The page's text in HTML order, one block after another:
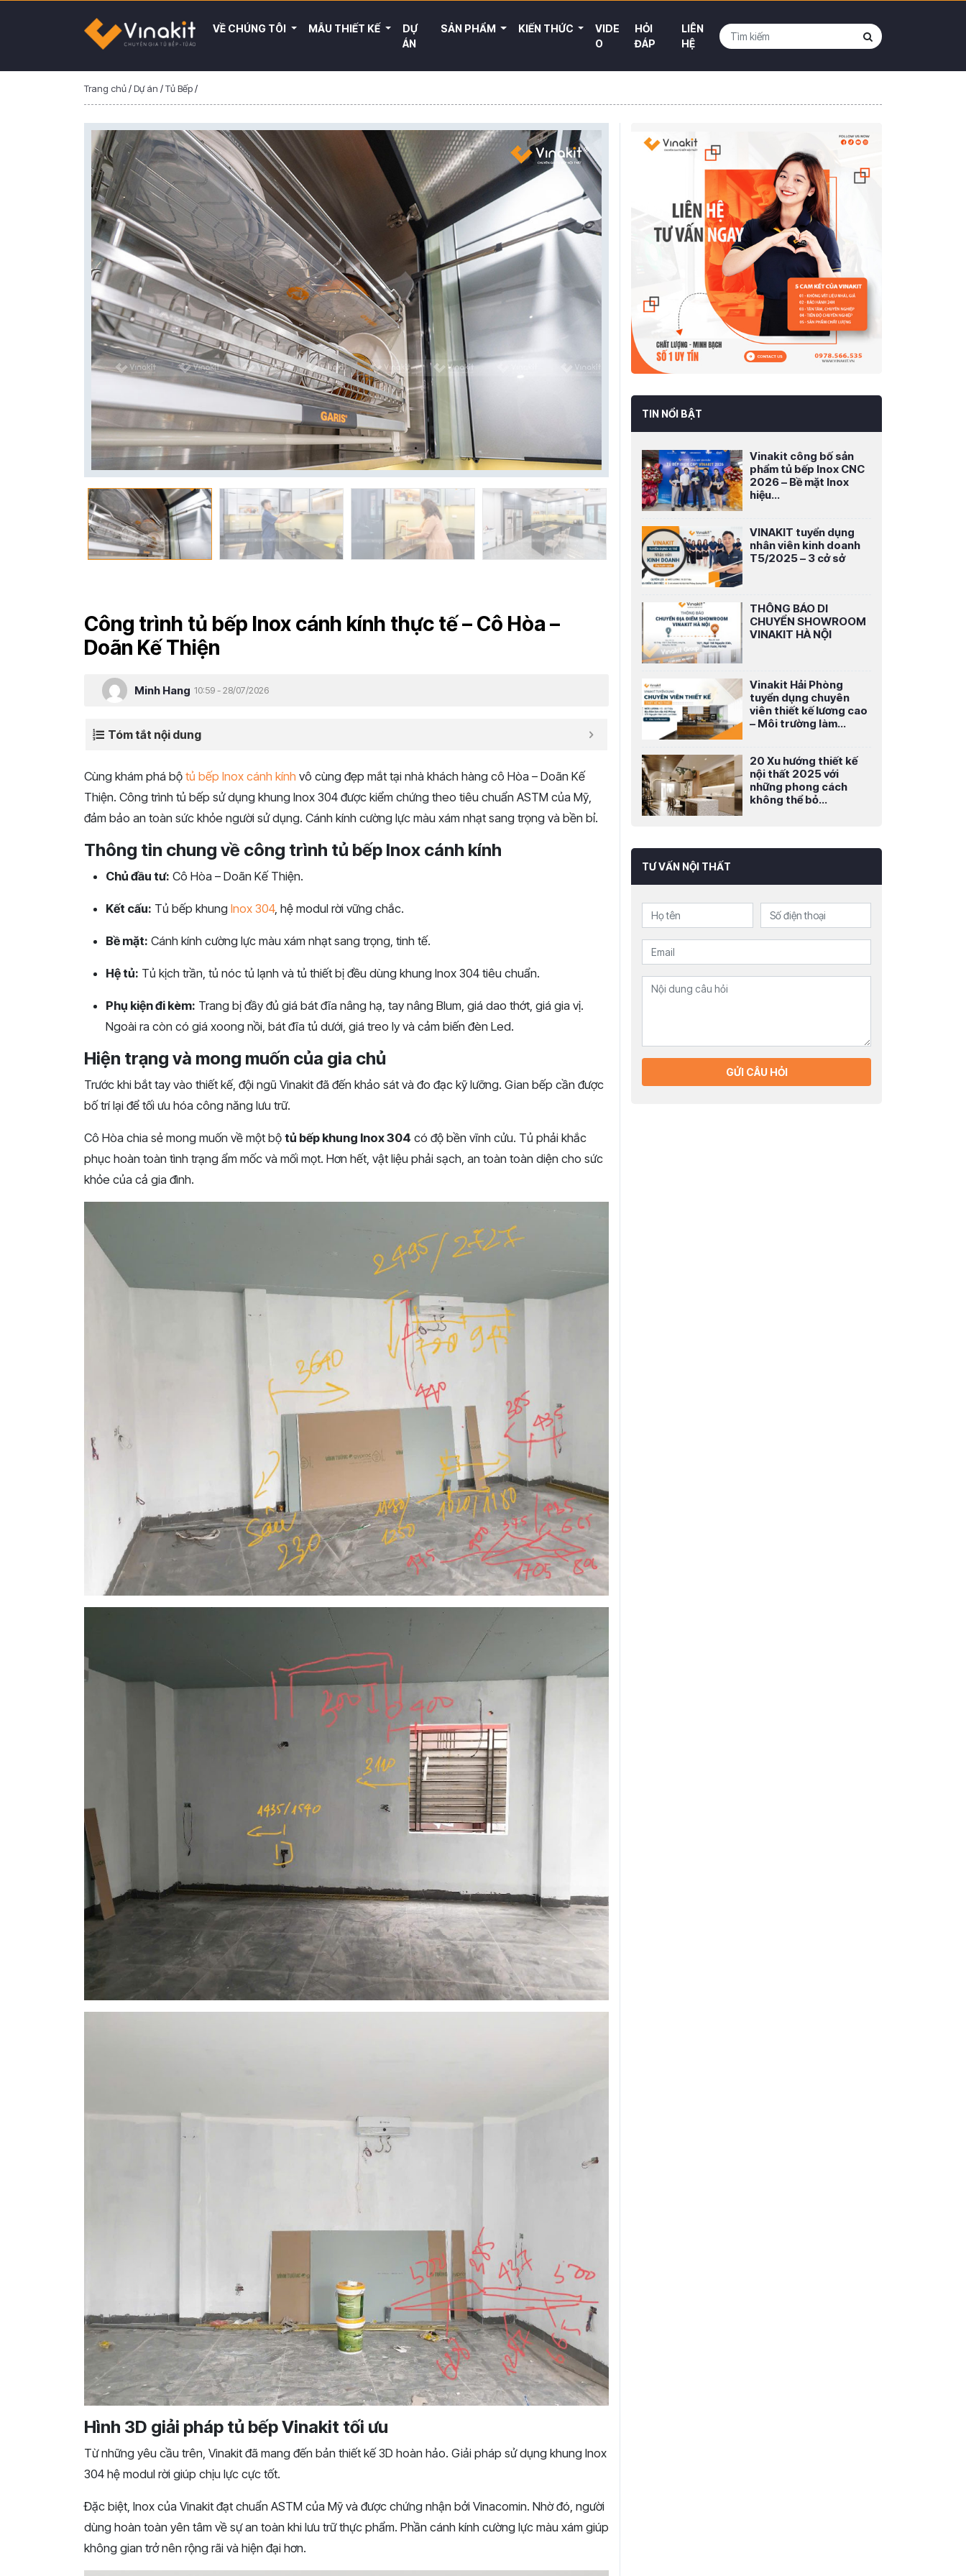
VỀ CHÚNG TÔI MẪU THIẾT KẾ
DỰ
ÁN
SẢN PHẨM KIẾN THỨC
VIDE
O
HỎI
ĐÁP
LIÊN
HỆ
Trang chủ/Dự án /Tủ Bếp/
Công trình tủ bếp Inox cánh kính thực tế – Cô Hòa –
Doãn Kế Thiện
Minh Hang 10:59 - 28/07/2026
Tóm tắt nội dung
Cùng khám phá bộ tủ bếp Inox cánh kính vô cùng đẹp mắt tại nhà khách hàng cô Hòa – Doãn Kế
Thiện. Công trình tủ bếp sử dụng khung Inox 304 được kiểm chứng theo tiêu chuẩn ASTM của Mỹ,
đảm bảo an toàn sức khỏe người sử dụng. Cánh kính cường lực màu xám nhạt sang trọng và bền bỉ.
Thông tin chung về công trình tủ bếp Inox cánh kính
Chủ đầu tư: Cô Hòa – Doãn Kế Thiện.
Kết cấu: Tủ bếp khung Inox 304, hệ modul rời vững chắc.
Bề mặt: Cánh kính cường lực màu xám nhạt sang trọng, tinh tế.
Hệ tủ: Tủ kịch trần, tủ nóc tủ lạnh và tủ thiết bị đều dùng khung Inox 304 tiêu chuẩn.
Phụ kiện đi kèm: Trang bị đầy đủ giá bát đĩa nâng hạ, tay nâng Blum, giá dao thớt, giá gia vị.
Ngoài ra còn có giá xoong nồi, bát đĩa tủ dưới, giá treo ly và cảm biến đèn Led.
Hiện trạng và mong muốn của gia chủ
Trước khi bắt tay vào thiết kế, đội ngũ Vinakit đã đến khảo sát và đo đạc kỹ lưỡng. Gian bếp cần được
bố trí lại để tối ưu hóa công năng lưu trữ.
Cô Hòa chia sẻ mong muốn về một bộ tủ bếp khung Inox 304 có độ bền vĩnh cửu. Tủ phải khắc
phục hoàn toàn tình trạng ẩm mốc và mối mọt. Hơn hết, vật liệu phải sạch, an toàn toàn diện cho sức
khỏe của cả gia đình.
Hình 3D giải pháp tủ bếp Vinakit tối ưu
Từ những yêu cầu trên, Vinakit đã mang đến bản thiết kế 3D hoàn hảo. Giải pháp sử dụng khung Inox
304 hệ modul rời giúp chịu lực cực tốt.
Đặc biệt, Inox của Vinakit đạt chuẩn ASTM của Mỹ và được chứng nhận bởi Vinacomin. Nhờ đó, người
dùng hoàn toàn yên tâm về sự an toàn khi lưu trữ thực phẩm. Phần cánh kính cường lực màu xám giúp
không gian trở nên rộng rãi và hiện đại hơn.
TIN NỔI BẬT
Vinakit công bố sản
phẩm tủ bếp Inox CNC
2026 – Bề mặt Inox
hiệu...
VINAKIT tuyển dụng
nhân viên kinh doanh
T5/2025 – 3 cở sở
THÔNG BÁO DI
CHUYỂN SHOWROOM
VINAKIT HÀ NỘI
Vinakit Hải Phòng
tuyển dụng chuyên
viên thiết kế lương cao
– Môi trường làm...
20 Xu hướng thiết kế
nội thất 2025 với
những phong cách
không thể bỏ...
TƯ VẤN NỘI THẤT
GỬI CÂU HỎI